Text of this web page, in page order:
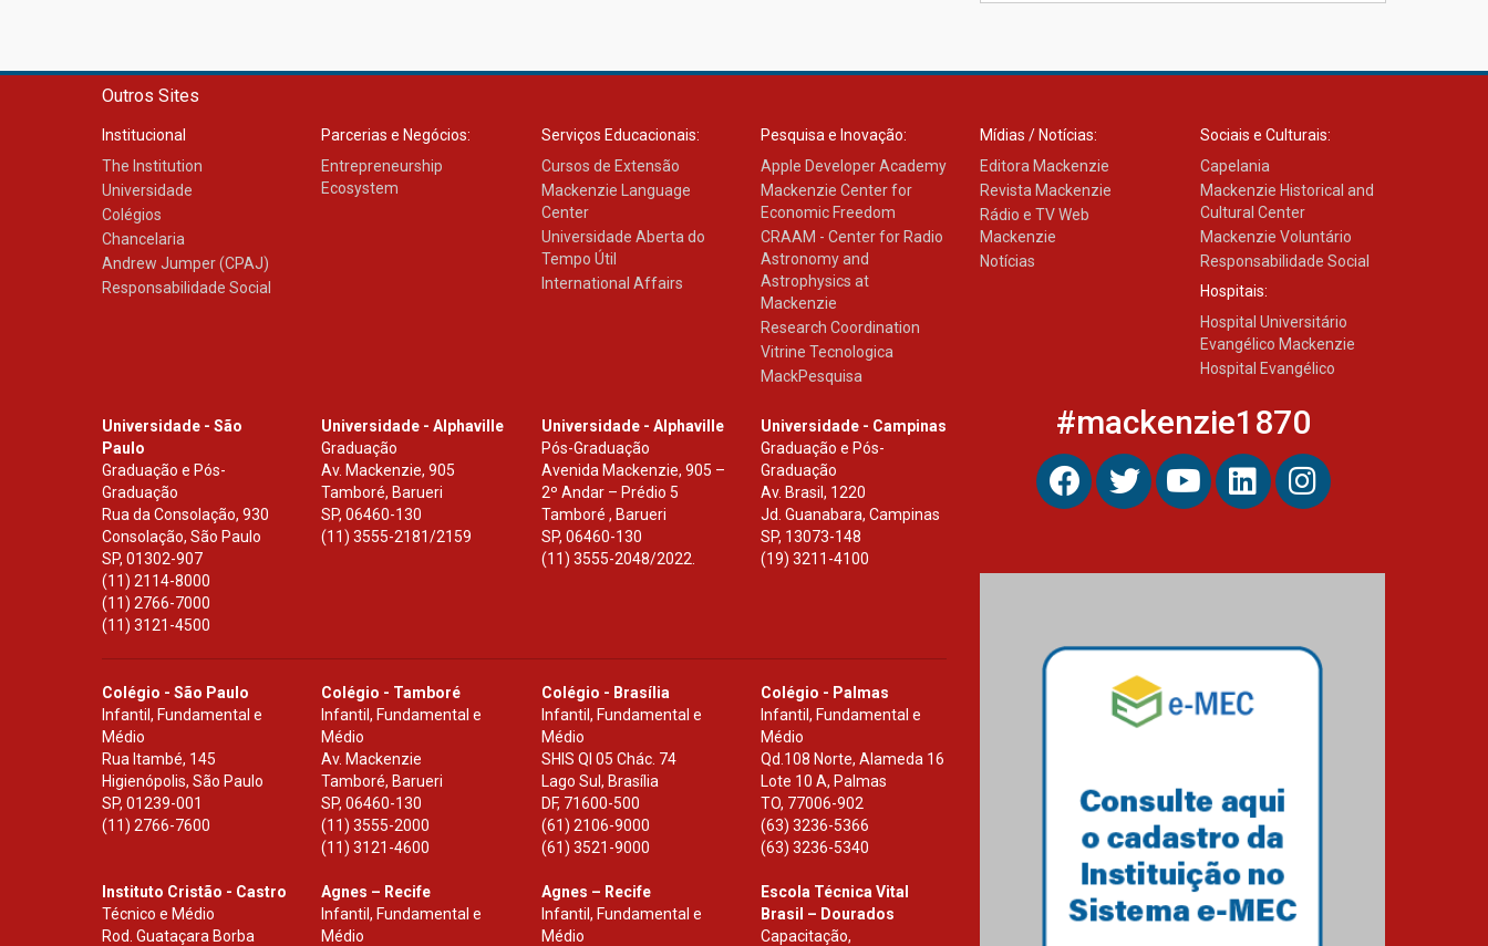
Outros Sites
Institucional
The Institution
Universidade
Colégios
Chancelaria
Andrew Jumper (CPAJ)
Responsabilidade Social
Parcerias e Negócios:
Entrepreneurship
Ecosystem
Serviços Educacionais:
Cursos de Extensão
Mackenzie Language
Center
Universidade Aberta do
Tempo Útil
International Affairs
Pesquisa e Inovação:
Apple Developer Academy
Mackenzie Center for
Economic Freedom
CRAAM - Center for Radio
Astronomy and
Astrophysics at
Mackenzie
Research Coordination
Vitrine Tecnologica
MackPesquisa
Mídias / Notícias:
Editora Mackenzie
Revista Mackenzie
Rádio e TV Web
Mackenzie
Notícias
Sociais e Culturais:
Capelania
Mackenzie Historical and
Cultural Center
Mackenzie Voluntário
Responsabilidade Social
Hospitais:
Hospital Universitário
Evangélico Mackenzie
Hospital Evangélico
Universidade - São
Paulo
Graduação e Pós-
Graduação
Rua da Consolação, 930
Consolação, São Paulo
SP, 01302-907
(11) 2114-8000
(11) 2766-7000
(11) 3121-4500
Universidade - Alphaville
Graduação
Av. Mackenzie, 905
Tamboré, Barueri
SP,06460-130
(11) 3555-2181/2159
Universidade - Alphaville
Pós-Graduação
Avenida Mackenzie, 905 –
2º Andar – Prédio 5
Tamboré , Barueri
SP, 06460-130
(11) 3555-2048/2022.
Universidade - Campinas
Graduação e Pós-
Graduação
Av. Brasil, 1220
Jd. Guanabara, Campinas
SP, 13073-148
(19) 3211-4100
Colégio - São Paulo
Infantil, Fundamental e
Médio
Rua Itambé, 145
Higienópolis, São Paulo
SP, 01239-001
(11) 2766-7600
Colégio - Tamboré
Infantil, Fundamental e
Médio
Av. Mackenzie
Tamboré, Barueri
SP,06460-130
(11) 3555-2000
(11) 3121-4600
Colégio - Brasília
Infantil, Fundamental e
Médio
SHIS Ql 05 Chác. 74
Lago Sul, Brasília
DF, 71600-500
(61) 2106-9000
(61) 3521-9000
Colégio - Palmas
Infantil, Fundamental e
Médio
Qd.108 Norte, Alameda 16
Lote 10 A, Palmas
TO, 77006-902
(63) 3236-5366
(63) 3236-5340
Instituto Cristão - Castro
Técnico e Médio
Rod. Guataçara Borba
Agnes – Recife
Infantil, Fundamental e
Médio
Agnes – Recife
Infantil, Fundamental e
Médio
Escola Técnica Vital
Brasil – Dourados
Capacitação,
#mackenzie1870